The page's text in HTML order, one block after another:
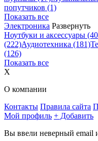
попутчиков (1)
Показать все
Электроника Развернуть
Ноутбуки и аксессуары
(222)Аудиотехника (181)
(126)
Показать все
X
О компании
Контакты Правила сайта
Мой профиль + Добавить
Вы ввели неверный email